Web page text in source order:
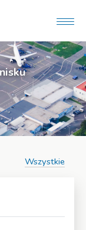
Wszystkie